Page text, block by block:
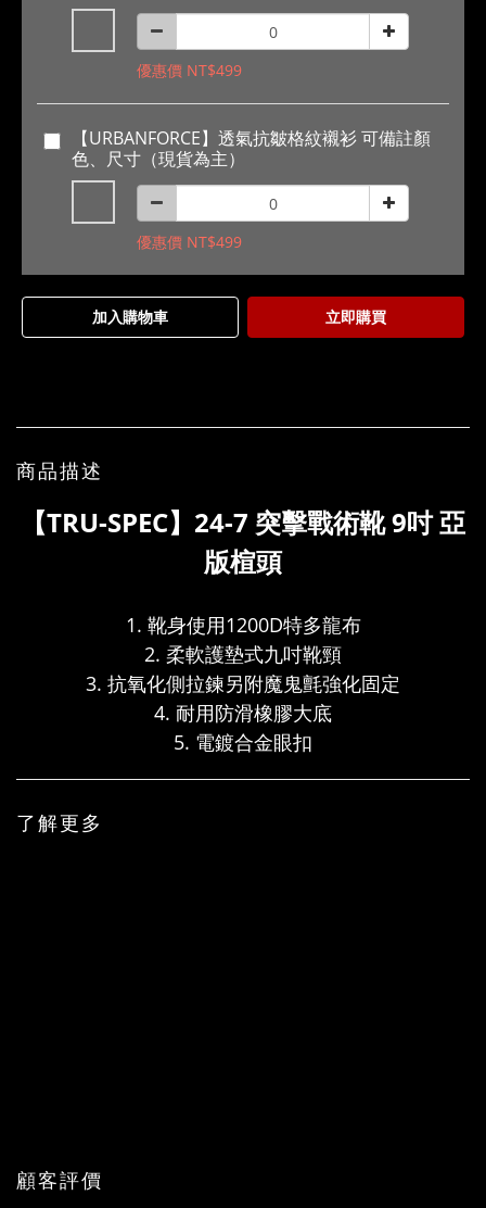
優惠價 NT$499
【URBANFORCE】透氣抗皺格紋襯衫 可備註顏
色、尺寸（現貨為主）
優惠價 NT$499
加入購物車 立即購買
商品描述
【TRU-SPEC】24-7 突擊戰術靴 9吋 亞
版楦頭
1. 靴身使用1200D特多龍布
2. 柔軟護墊式九吋靴頸
3. 抗氧化側拉鍊另附魔鬼氈強化固定
4. 耐用防滑橡膠大底
5. 電鍍合金眼扣
了解更多
顧客評價